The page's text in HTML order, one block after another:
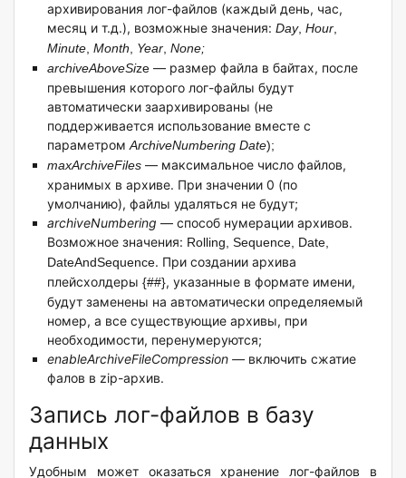
архивирования лог-файлов (каждый день, час,
месяц и т.д.), возможные значения: Day, Hour
Minute Month Year None;
archiveAboveSize — размер файла в байтах, после
превышения которого лог-файлы будут
автоматически заархивированы (не
поддерживается использование вместе с
параметром ArchiveNumbering Date);
maxArchiveFiles — максимальное число файлов,
хранимых в архиве. При значении 0 (по
умолчанию), файлы удаляться не будут;
archiveNumbering — способ нумерации архивов.
Возможное значения: Rolling, Sequence, Date,
DateAndSequence. При создании архива
плейсхолдеры {##}, указанные в формате имени,
будут заменены на автоматически определяемый
номер, а все существующие архивы, при
необходимости, перенумеруются;
enableArchiveFileCompression — включить сжатие
фалов в zip-архив.
Запись лог-файлов в базу
данных
Удобным может оказаться хранение лог-файлов в